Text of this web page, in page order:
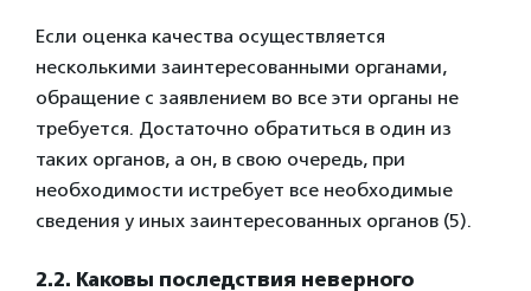
Если оценка качества осуществляется
несколькими заинтересованными органами,
обращение с заявлением во все эти органы не
требуется. Достаточно обратиться в один из
таких органов, а он, в свою очередь, при
необходимости истребует все необходимые
сведения у иных заинтересованных органов (5).
2.2. Каковы последствия неверного